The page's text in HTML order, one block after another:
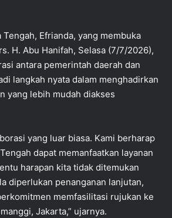
Tengah, Efrianda, yang membuka
H. Abu Hanifah, Selasa (7/7/2026),
antara pemerintah daerah dan
langkah nyata dalam menghadirkan
yang lebih mudah diakses
yang luar biasa. Kami berharap
dapat memanfaatkan layanan
harapan kita tidak ditemukan
diperlukan penanganan lanjutan,
memfasilitasi rujukan ke
Jakarta,” ujarnya.